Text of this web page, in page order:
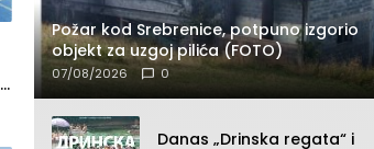
Požar kod Srebrenice, potpuno izgorio
objekt za uzgoj pilića (FOTO)
07/08/2026 0
Danas „Drinska regata“ i